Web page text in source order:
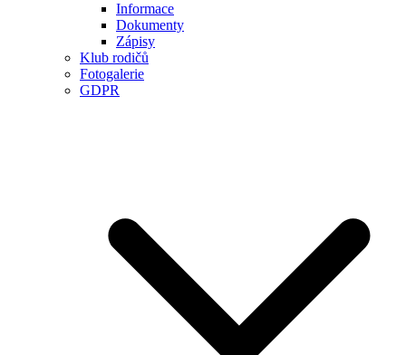
Informace
Dokumenty
Zápisy
Klub rodičů
Fotogalerie
GDPR